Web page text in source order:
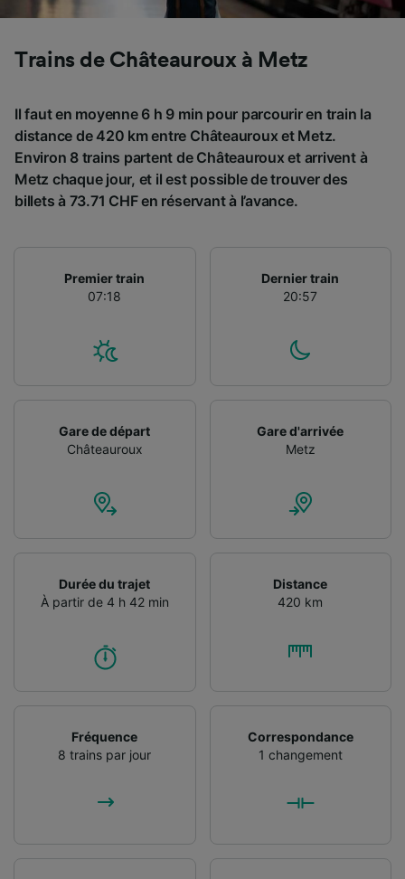
Trains de Châteauroux à Metz
Il faut en moyenne 6 h 9 min pour parcourir en train la
distance de 420 km entre Châteauroux et Metz.
Environ 8 trains partent de Châteauroux et arrivent à
Metz chaque jour, et il est possible de trouver des
billets à 73.71 CHF en réservant à l’avance.
Premier train
07:18
Dernier train
20:57
Gare de départ
Châteauroux
Gare d'arrivée
Metz
Durée du trajet
À partir de 4 h 42 min
Distance
420 km
Fréquence
8 trains par jour
Correspondance
1 changement
Utiliser des données de géolocalisation
caractéristiques de l’appareil pour
l’identification. Stocker et/ou accéder à des
contenu personnalisés, mesure de
performance des publicités et du contenu,
études d’audience et développement de
services.
Liste de nos partenaires (fournisseurs)